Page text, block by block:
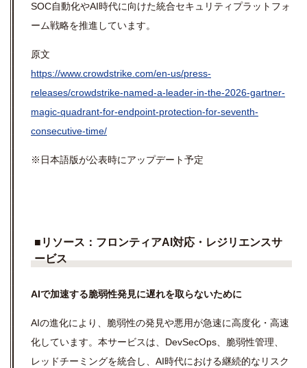
SOC自動化やAI時代に向けた統合セキュリティプラットフォ
ーム戦略を推進しています。
原文
https://www.crowdstrike.com/en-us/press-
releases/crowdstrike-named-a-leader-in-the-2026-gartner-
magic-quadrant-for-endpoint-protection-for-seventh-
consecutive-time/
※日本語版が公表時にアップデート予定
■ リソース： フロンティアAI 対応・レジリエンスサ
ービス
AIで加速する脆弱性発見に遅れを取らないために
AIの進化により、脆弱性の発見や悪用が急速に高度化・高速
化しています。本サービスは、DevSecOps、脆弱性管理、
レッドチーミングを統合し、AI時代における継続的なリスク